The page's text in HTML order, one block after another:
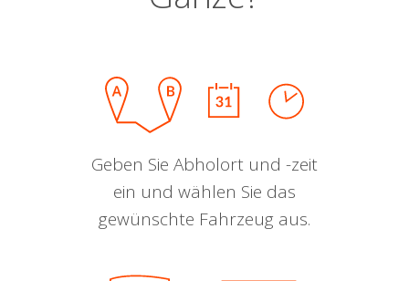
Geben Sie Abholort und -zeit
ein und wählen Sie das
gewünschte Fahrzeug aus.